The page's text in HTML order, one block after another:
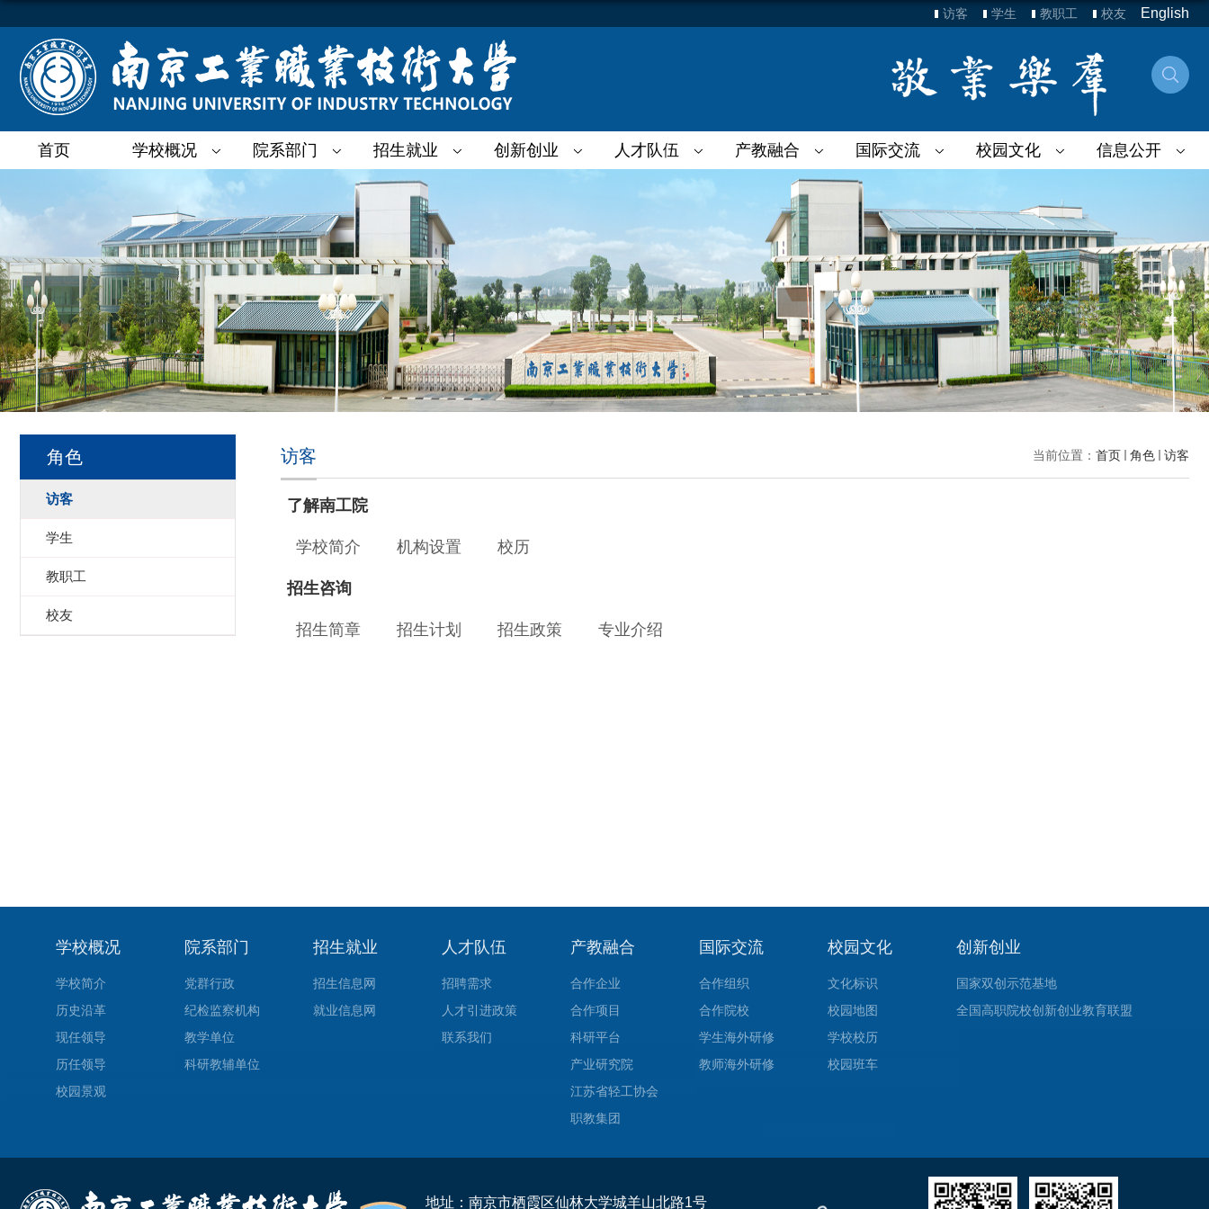
访客 学生 教职工 校友 English
首页 学校概况 院系部门 招生就业 创新创业 人才队伍 产教融合 国际交流 校园文化 信息公开
角色
访客
学生
教职工
校友
当前位置： 首页 角色 访客
访客
了解南工院
学校简介 机构设置 校历
招生咨询
招生简章 招生计划 招生政策 专业介绍
学校概况
学校简介
历史沿革
现任领导
历任领导
校园景观
院系部门
党群行政
纪检监察机构
教学单位
科研教辅单位
招生就业
招生信息网
就业信息网
人才队伍
招聘需求
人才引进政策
联系我们
产教融合
合作企业
合作项目
科研平台
产业研究院
江苏省轻工协会
职教集团
国际交流
合作组织
合作院校
学生海外研修
教师海外研修
校园文化
文化标识
校园地图
学校校历
校园班车
创新创业
国家双创示范基地
全国高职院校创新创业教育联盟
地址：南京市栖霞区仙林大学城羊山北路1号